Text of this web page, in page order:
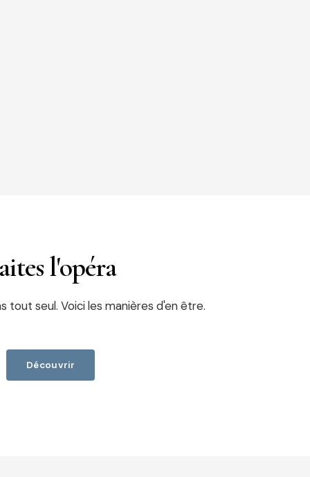
l'opéra
tout seul. Voici les manières d'en être.
Découvrir